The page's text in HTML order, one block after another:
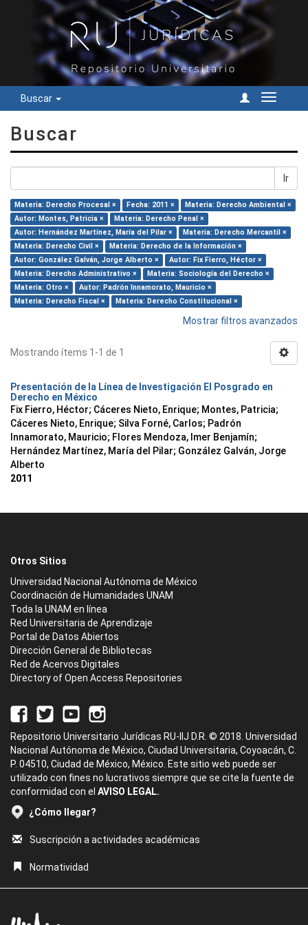
Buscar
Cambiar
Buscar
Ir
Materia: Derecho Procesal × Fecha: 2011 ×
Materia: Derecho Ambiental ×
Autor: Montes, Patricia ×
Materia: Derecho Penal ×
Autor: Hernández Martínez, María del Pilar ×
Materia: Derecho Mercantil ×
Materia: Derecho Civil ×
Materia: Derecho de la Información ×
Autor: González Galván, Jorge Alberto ×
Autor: Fix Fierro, Héctor ×
Materia: Derecho Administrativo ×
Materia: Sociología del Derecho ×
Materia: Otro ×
Autor: Padrón Innamorato, Mauricio ×
Materia: Derecho Fiscal ×
Materia: Derecho Constitucional ×
Mostrar filtros avanzados
Mostrando ítems 1-1 de 1
Presentación de la Línea de Investigación El Posgrado en
Derecho en México
Fix Fierro, Héctor; Cáceres Nieto, Enrique; Montes, Patricia;
Cáceres Nieto, Enrique; Silva Forné, Carlos; Padrón
Innamorato, Mauricio; Flores Mendoza, Imer Benjamín;
Hernández Martínez, María del Pilar; González Galván, Jorge
Alberto
2011
Otros Sitios
Universidad Nacional Autónoma de México
Coordinación de Humanidades UNAM
Toda la UNAM en línea
Red Universitaria de Aprendizaje
Portal de Datos Abiertos
Dirección General de Bibliotecas
Red de Acervos Digitales
Directory of Open Access Repositories
Repositorio Universitario Jurídicas RU-IIJ D.R. © 2018. Universidad
Nacional Autónoma de México, Ciudad Universitaria, Coyoacán, C.
P. 04510, Ciudad de México, México. Este sitio web puede ser
utilizado con fines no lucrativos siempre que se cite la fuente de
conformidad con el AVISO LEGAL.
¿Cómo llegar?
Suscripción a actividades académicas
Normatividad